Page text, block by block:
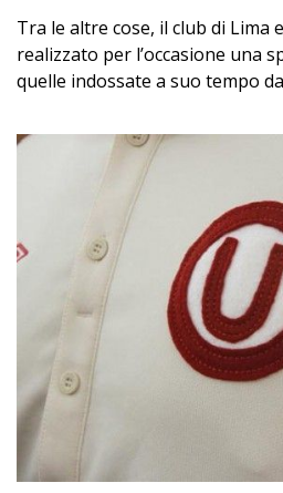
Tra le altre cose, il club di Lima
realizzato per l’occasione una
quelle indossate a suo tempo